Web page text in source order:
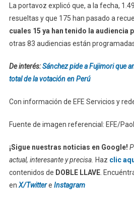
La portavoz explicó que, a la fecha,
resueltas y que 175 han pasado a
cuales 15 ya han tenido la audiencia
otras 83 audiencias están
De interés:Sánchez pide a Fujimori que
total de la votación en Perú
Con información de EFE Servicios y
Fuente de imagen referencial: EFE/
¡Sigue nuestras noticias en Google!
actual, interesante y precisa. Haz clic
contenidos de DOBLE LLAVE.
enX/Twittere Instagram